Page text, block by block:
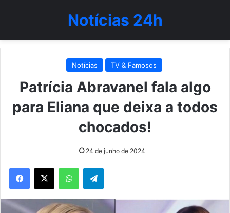
Notícias 24h
Notícias TV & Famosos
Patrícia Abravanel fala algo
para Eliana que deixa a todos
chocados!
24 de junho de 2024
WhatsAppTelegram